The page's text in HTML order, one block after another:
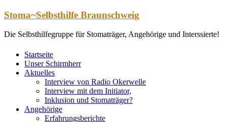
Zum
springen
Stoma~Selbsthilfe Braunschweig
Die Selbsthilfegruppe für Stomaträger, Angehörige und Interssierte!
Startseite
Unser Schirmherr
Aktuelles
Interview von Radio Okerwelle
Interview mit dem Initiator,
Inklusion und Stomaträger?
Angehörige
Erfahrungsberichte